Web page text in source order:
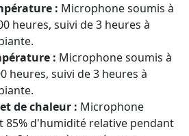
: Microphone soumis à
heures, suivi de 3 heures à
: Microphone soumis à
heures, suivi de 3 heures à
de chaleur : Microphone
85% d'humidité relative pendant